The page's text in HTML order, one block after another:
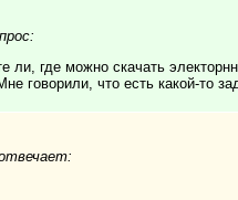
ли, где можно скачать
говорили, что есть какой-то